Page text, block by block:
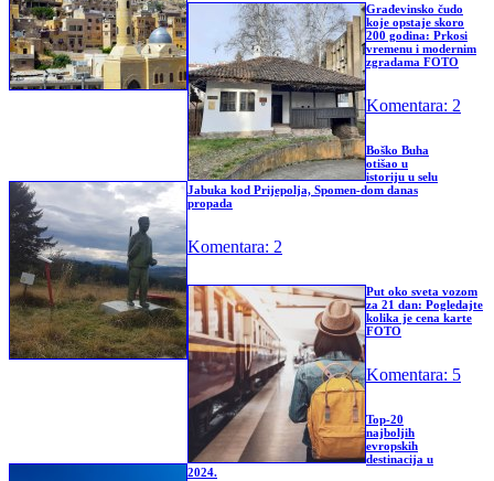
Građevinsko čudo
koje opstaje skoro
200 godina: Prkosi
vremenu i modernim
zgradama FOTO
Komentara: 2
Boško Buha
otišao u
istoriju u selu
Jabuka kod Prijepolja, Spomen-dom danas
propada
Komentara: 2
Put oko sveta vozom
za 21 dan: Pogledajte
kolika je cena karte
FOTO
Komentara: 5
Top-20
najboljih
evropskih
destinacija u
2024.